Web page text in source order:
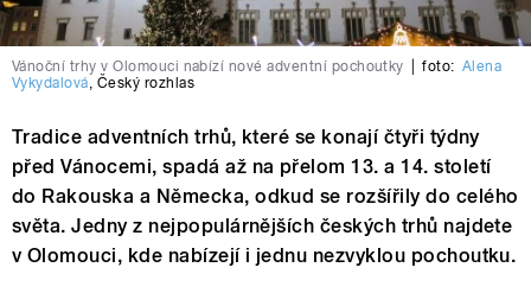
Vánoční trhy v Olomouci nabízí nové adventní pochoutky foto: Alena
Vykydalová, Český rozhlas
Tradice adventních trhů, které se konají čtyři týdny
před Vánocemi, spadá až na přelom 13. a 14. století
do Rakouska a Německa, odkud se rozšířily do celého
světa. Jedny z nejpopulárnějších českých trhů najdete
v Olomouci, kde nabízejí i jednu nezvyklou pochoutku.